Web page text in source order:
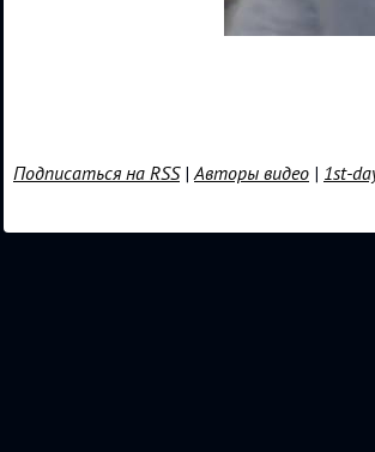
Подписаться на RSS|Авторы видео | 1st-